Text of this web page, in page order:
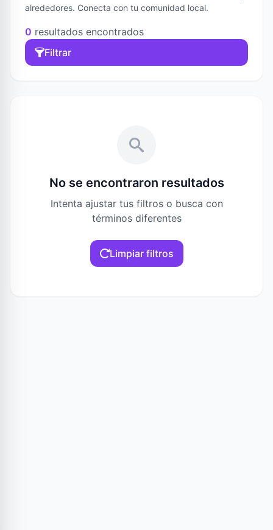
alrededores. Conecta con tu comunidad local.
0 resultados encontrados
Filtrar
No se encontraron resultados
Intenta ajustar tus filtros o busca con
términos diferentes
Limpiar filtros